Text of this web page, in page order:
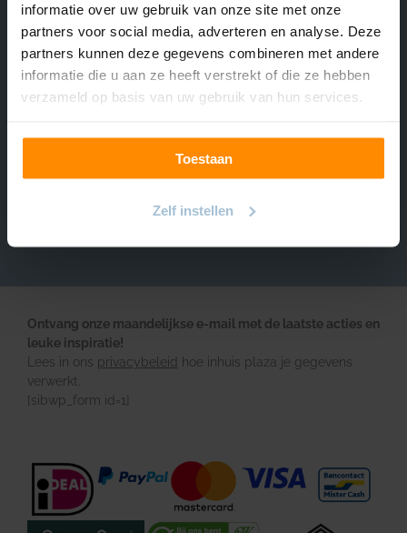
informatie over uw gebruik van onze site met onze
partners voor social media, adverteren en analyse. Deze
partners kunnen deze gegevens combineren met andere
informatie die u aan ze heeft verstrekt of die ze hebben
verzameld op basis van uw gebruik van hun services.
Toestaan
Zelf instellen
Ons assortiment
Inspiratie
Volg ons
Ontvang onze maandelijkse e-mail met de laatste acties en
leuke inspiratie!
Lees in ons privacybeleid
hoe inhuis plaza je gegevens
verwerkt.
[sibwp_form id=1]